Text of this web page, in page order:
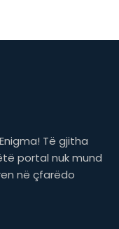
Të gjitha
portal nuk mund
në çfarëdo